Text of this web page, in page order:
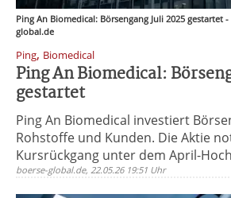
Ping An Biomedical: Börsengang Juli 2025 gestartet
global.de
Ping, Biomedical
Ping An Biomedical:
gestartet
Ping An Biomedical investiert
Rohstoffe und Kunden. Die Aktie
Kursrückgang unter dem April-
boerse-global.de, 22.05.26 19:51 Uhr